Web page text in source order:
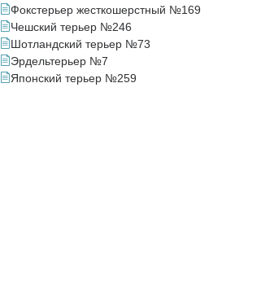
Фокстерьер жесткошерстный №169
Чешский терьер №246
Шотландский терьер №73
Эрдельтерьер №7
Японский терьер №259